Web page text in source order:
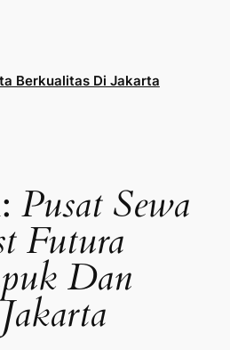
Berkualitas Di Jakarta
Pusat Sewa
Futura
Dan